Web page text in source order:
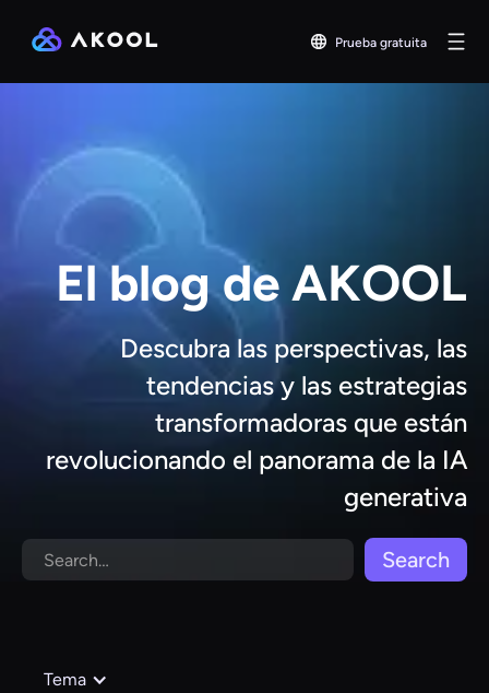
Prueba gratuita
El blog de AKOOL
Descubra las perspectivas, las
tendencias y las estrategias
transformadoras que están
revolucionando el panorama de la IA
generativa
Tema